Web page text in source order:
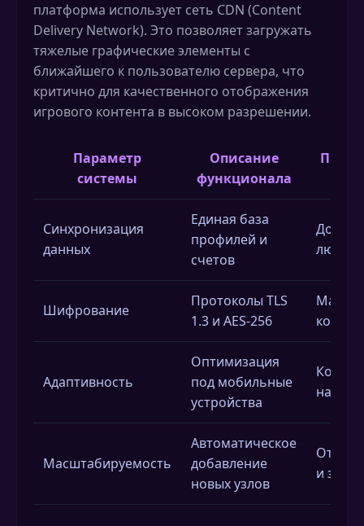
платформа использует сеть CDN (Content
Delivery Network). Это позволяет загружать
тяжелые графические элементы с
ближайшего к пользователю сервера, что
критично для качественного отображения
игрового контента в высоком разрешении.
Параметр
системы
Описание
функционала
Синхронизация
данных
Единая база
профилей и
счетов
Доступ
любой
Шифрование
Протоколы TLS
1.3 и AES-256
Адаптивность
Оптимизация
под мобильные
устройства
на
Масштабируемость
Автоматическое
добавление
новых узлов
и